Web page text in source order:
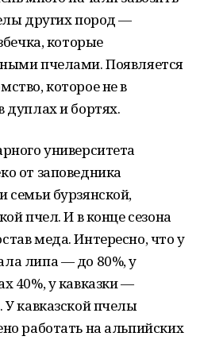
других пород —
которые
пчелами. Появляется
которое не в
дуплах и бортях.
университета
от заповедника
семьи бурзянской,
пчел. И в конце сезона
меда. Интересно, что у
липа — до 80%, у
40%, у кавказки —
кавказской пчелы
работать на альпийских